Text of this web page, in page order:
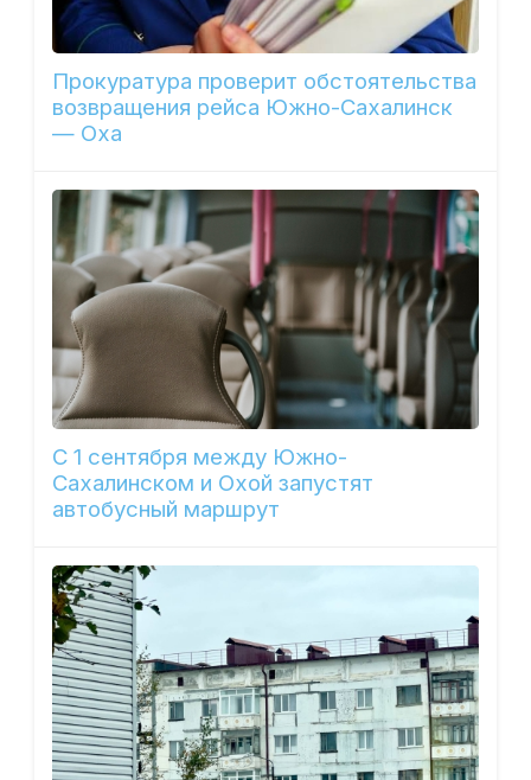
Прокуратура проверит обстоятельства
возвращения рейса Южно-Сахалинск
— Оха
С 1 сентября между Южно-
Сахалинском и Охой запустят
автобусный маршрут